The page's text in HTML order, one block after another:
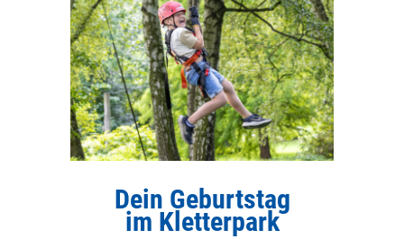
Dein Geburtstag
im Kletterpark